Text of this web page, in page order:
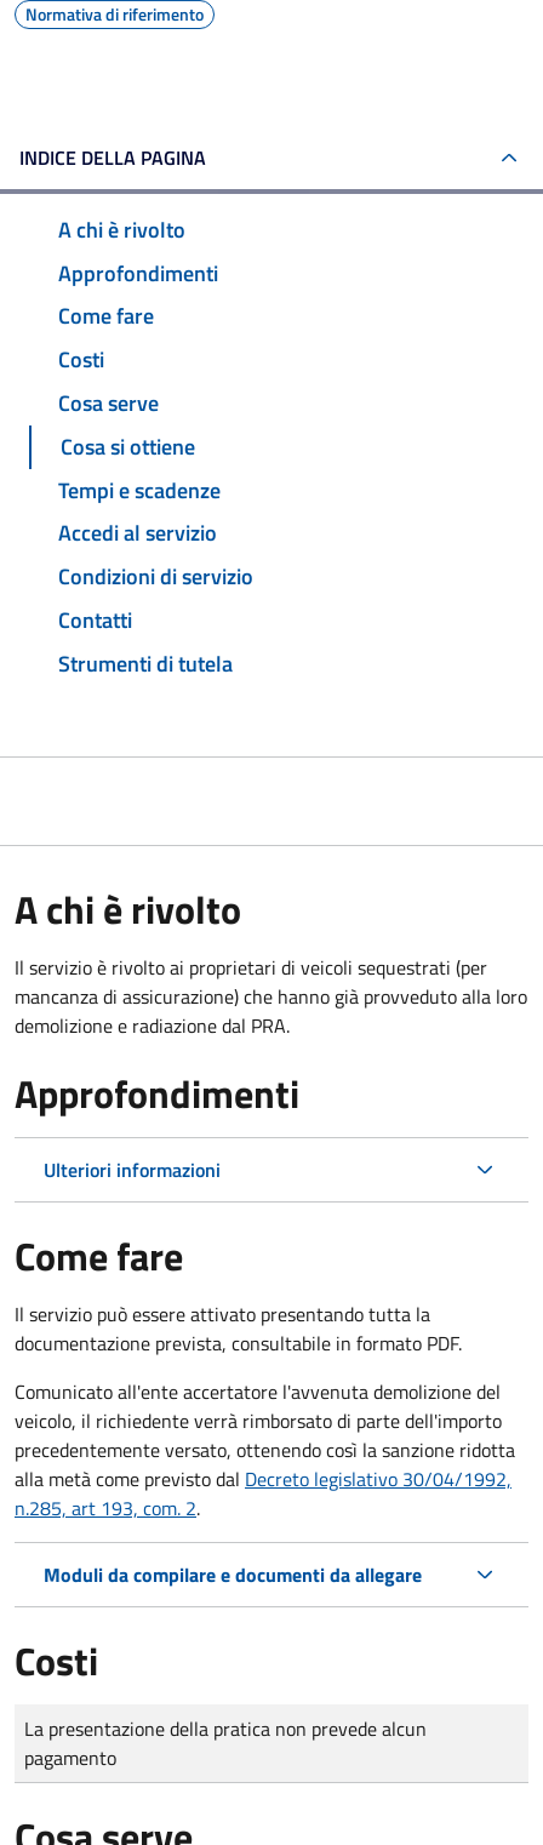
Normativa di riferimento
INDICE DELLA PAGINA
A chi è rivolto
Approfondimenti
Come fare
Costi
Cosa serve
Cosa si ottiene
Tempi e scadenze
Accedi al servizio
Condizioni di servizio
Contatti
Strumenti di tutela
A chi è rivolto
Il servizio è rivolto ai proprietari di veicoli sequestrati (per
mancanza di assicurazione) che hanno già provveduto alla loro
demolizione e radiazione dal PRA.
Approfondimenti
Ulteriori informazioni
Come fare
Il servizio può essere attivato presentando tutta la
documentazione prevista, consultabile in formato PDF.
Comunicato all'ente accertatore l'avvenuta demolizione del
veicolo, il richiedente verrà rimborsato di parte dell'importo
precedentemente versato, ottenendo così la sanzione ridotta
alla metà come previsto dal Decreto legislativo 30/04/1992,
n.285, art 193, com. 2.
Moduli da compilare e documenti da allegare
Costi
Tipo di pagamento
Importo
La presentazione della pratica non prevede alcun
pagamento